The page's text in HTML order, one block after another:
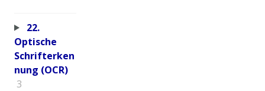
22.
Optische
Schrifterken
nung (OCR)
3